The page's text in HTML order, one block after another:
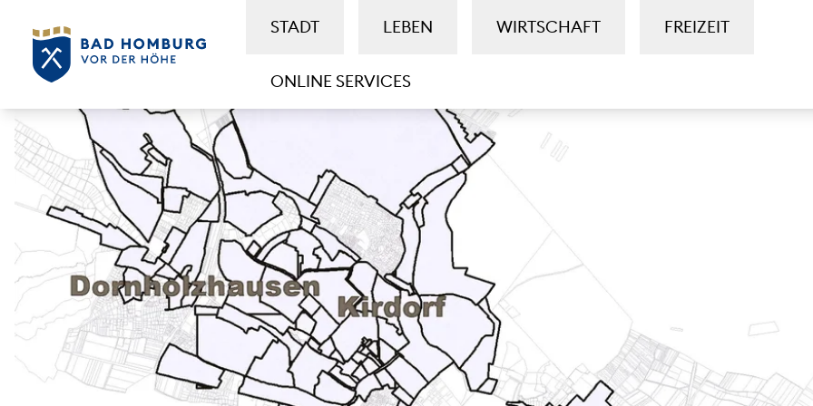
STADT LEBEN WIRTSCHAFT FREIZEIT
ONLINE SERVICES